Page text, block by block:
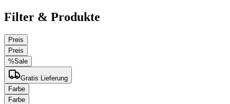
Filter & Produkte
Preis
Preis
%Sale
Gratis Lieferung
Farbe
Farbe